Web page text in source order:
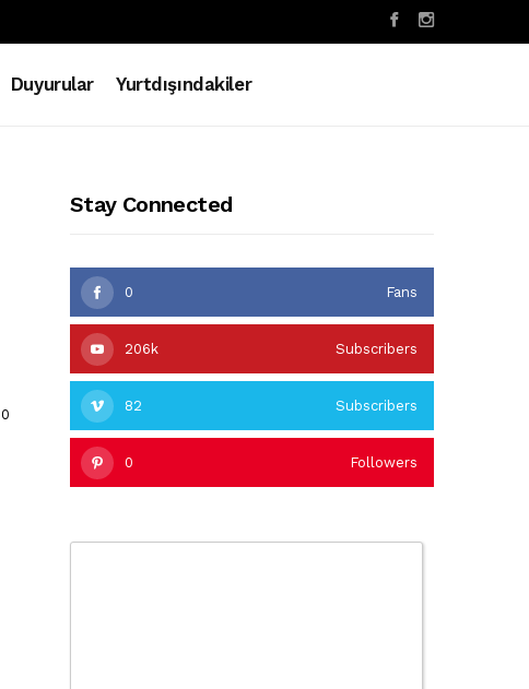
Duyurular Yurtdışındakiler
0
Stay Connected
0 Fans
206k Subscribers
82 Subscribers
0 Followers